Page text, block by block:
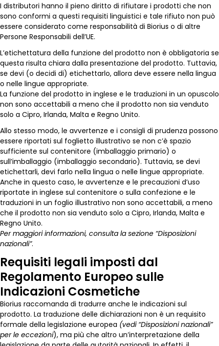
I distributori hanno il pieno diritto di rifiutare i prodotti che non
sono conformi a questi requisiti linguistici e tale rifiuto non può
essere considerato come responsabilità di Biorius o di altre
Persone Responsabili dell’UE.
L’etichettatura della funzione del prodotto non è obbligatoria se
questa risulta chiara dalla presentazione del prodotto. Tuttavia,
se devi (o decidi di) etichettarlo, allora deve essere nella lingua
o nelle lingue appropriate.
La funzione del prodotto in inglese e le traduzioni in un opuscolo
non sono accettabili a meno che il prodotto non sia venduto
solo a Cipro, Irlanda, Malta e Regno Unito.
Allo stesso modo, le avvertenze e i consigli di prudenza possono
essere riportati sul foglietto illustrativo se non c’è spazio
sufficiente sul contenitore (imballaggio primario) o
sull’imballaggio (imballaggio secondario). Tuttavia, se devi
etichettarli, devi farlo nella lingua o nelle lingue appropriate.
Anche in questo caso, le avvertenze e le precauzioni d’uso
riportate in inglese sul contenitore o sulla confezione e le
traduzioni in un foglio illustrativo non sono accettabili, a meno
che il prodotto non sia venduto solo a Cipro, Irlanda, Malta e
Regno Unito.
Per maggiori informazioni, consulta la sezione “Disposizioni
nazionali”.
Requisiti legali imposti dal
Regolamento Europeo sulle
Indicazioni Cosmetiche
Biorius raccomanda di tradurre anche le indicazioni sul
prodotto. La traduzione delle dichiarazioni non è un requisito
formale della legislazione europea (vedi “Disposizioni nazionali”
per le eccezioni), ma più che altro un’interpretazione della